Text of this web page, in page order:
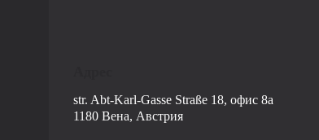
str. Abt-Karl-Gasse Straße 18, офис 8a
1180 Вена, Австрия